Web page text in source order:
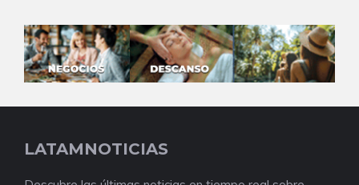
LATAMNOTICIAS